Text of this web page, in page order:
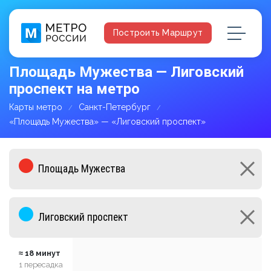
Построить Маршрут
Площадь Мужества — Лиговский
проспект на метро
Карты метро
Санкт-Петербург
«Площадь Мужества» — «Лиговский проспект»
≈ 18 минут
1 пересадка